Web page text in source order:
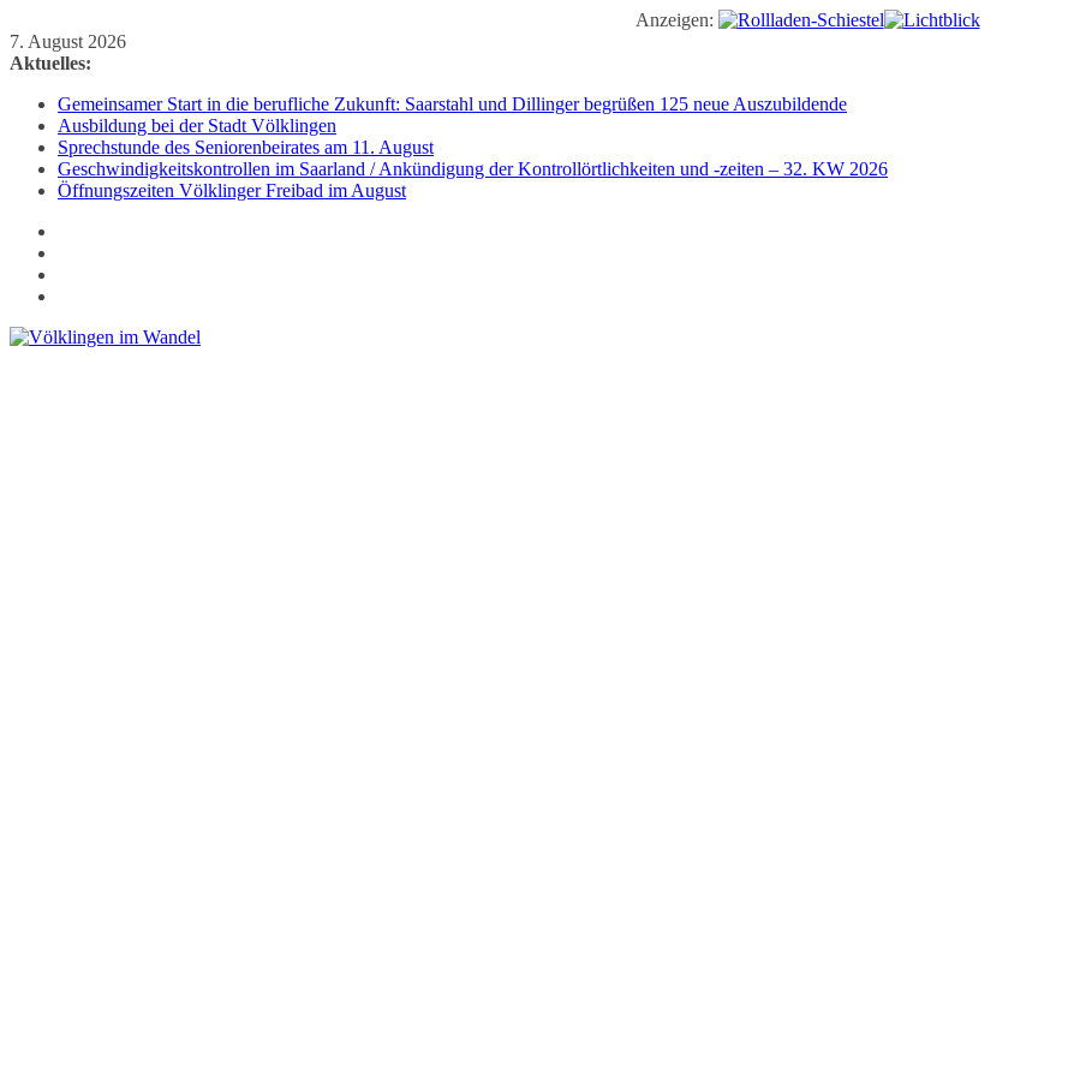
Anzeigen:
Zum
Inhalt
7. August 2026
Aktuelles:
Gemeinsamer Start in die berufliche Zukunft: Saarstahl und Dillinger begrüßen 125 neue Auszubildende
Ausbildung bei der Stadt Völklingen
Sprechstunde des Seniorenbeirates am 11. August
Geschwindigkeitskontrollen im Saarland / Ankündigung der Kontrollörtlichkeiten und -zeiten – 32. KW 2026
Öffnungszeiten Völklinger Freibad im August